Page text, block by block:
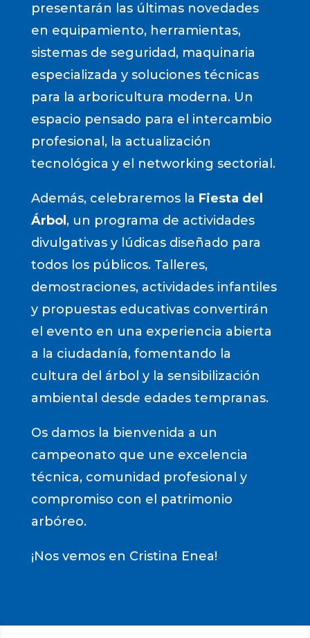
presentarán las últimas novedades
en equipamiento, herramientas,
sistemas de seguridad, maquinaria
especializada y soluciones técnicas
para la arboricultura moderna. Un
espacio pensado para el intercambio
profesional, la actualización
tecnológica y el networking sectorial.
Además, celebraremos la Fiesta del
Árbol , un programa de actividades
divulgativas y lúdicas diseñado para
todos los públicos. Talleres,
demostraciones, actividades infantiles
y propuestas educativas convertirán
el evento en una experiencia abierta
a la ciudadanía, fomentando la
cultura del árbol y la sensibilización
ambiental desde edades tempranas.
Os damos la bienvenida a un
campeonato que une excelencia
técnica, comunidad profesional y
compromiso con el patrimonio
arbóreo.
¡Nos vemos en Cristina Enea!